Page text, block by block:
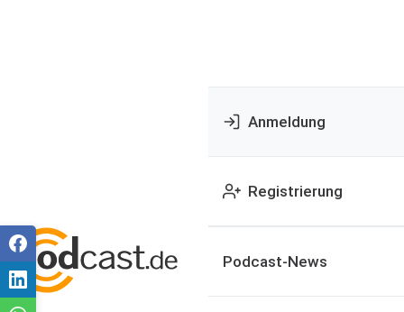
Anmeldung
Registrierung
Podcast-News